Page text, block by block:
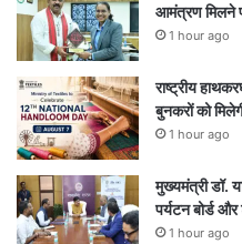
आमंत्रण मिलने
1 hour ago
राष्ट्रीय
बुनकरों को
1 hour ago
मुख्यमंत्री डॉ.
पर्यटन बोर्ड
1 hour ago